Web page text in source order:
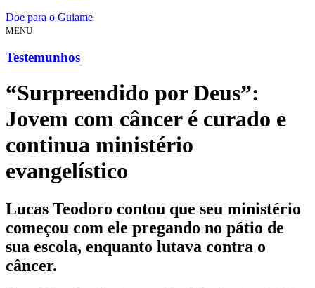
Doe para o Guiame
MENU
Testemunhos
“Surpreendido por Deus”:
Jovem com câncer é curado e
continua ministério
evangelístico
Lucas Teodoro contou que seu ministério
começou com ele pregando no pátio de
sua escola, enquanto lutava contra o
câncer.